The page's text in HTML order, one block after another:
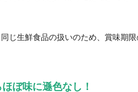
じ生鮮食品の扱いのため、賞味期限
ぼ味に遜色なし！